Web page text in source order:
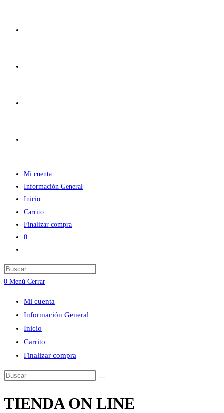
Mi cuenta
Información General
Inicio
Carrito
Finalizar compra
0
de
la
web
0 Menú Cerrar
Mi cuenta
Información General
Inicio
Carrito
Finalizar compra
Buscar
esta
TIENDA ON LINE